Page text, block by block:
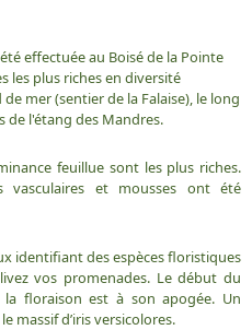
effectuée au Boisé de la Pointe
les plus riches en diversité
mer (sentier de la Falaise), le long
de l'étang des Mandres.
feuillue sont les plus riches.
vasculaires et mousses ont été
identifiant des espèces floristiques
vos promenades. Le début du
floraison est à son apogée. Un
massif d’iris versicolores.